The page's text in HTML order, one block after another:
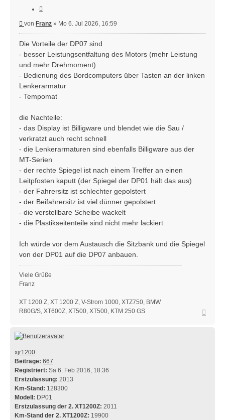
Beitrag
von Franz » Mo 6. Jul 2026, 16:59
Die Vorteile der DP07 sind
- besser Leistungsentfaltung des Motors (mehr Leistung
und mehr Drehmoment)
- Bedienung des Bordcomputers über Tasten an der linken
Lenkerarmatur
- Tempomat
die Nachteile:
- das Display ist Billigware und blendet wie die Sau /
verkratzt auch recht schnell
- die Lenkerarmaturen sind ebenfalls Billigware aus der
MT-Serien
- der rechte Spiegel ist nach einem Treffer an einen
Leitpfosten kaputt (der Spiegel der DP01 hält das aus)
- der Fahrersitz ist schlechter gepolstert
- der Beifahrersitz ist viel dünner gepolstert
- die verstellbare Scheibe wackelt
- die Plastikseitenteile sind nicht mehr lackiert
Ich würde vor dem Austausch die Sitzbank und die Spiegel
von der DP01 auf die DP07 anbauen.
Viele Grüße
Franz
XT 1200 Z, XT 1200 Z, V-Strom 1000, XTZ750, BMW
R80G/S, XT600Z, XT500, XT500, KTM 250 GS
xjr1200
Beiträge: 667
Registriert: Sa 6. Feb 2016, 18:36
Erstzulassung: 2013
Km-Stand: 128300
Modell: DP01
Erstzulassung der 2. XT1200Z: 2011
Km-Stand der 2. XT1200Z: 19900